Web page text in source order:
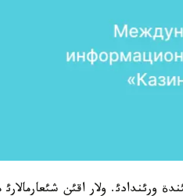
ورئندادئ. ولار اقئن